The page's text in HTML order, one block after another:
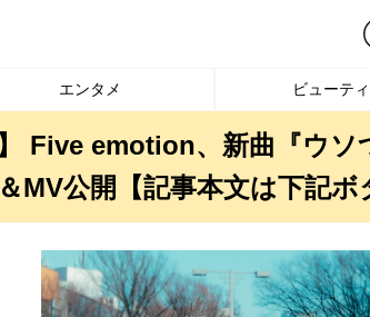
エンタメ ビューテ
】 Five emotion、新曲『ウ
MV公開【記事本文は下記ボ